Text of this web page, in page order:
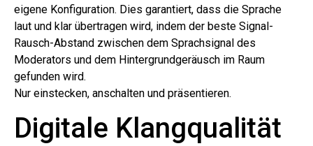
eigene Konfiguration. Dies garantiert, dass die Sprache
laut und klar übertragen wird, indem der beste Signal-
Rausch-Abstand zwischen dem Sprachsignal des
Moderators und dem Hintergrundgeräusch im Raum
gefunden wird.
Nur einstecken, anschalten und präsentieren.
Digitale Klangqualität